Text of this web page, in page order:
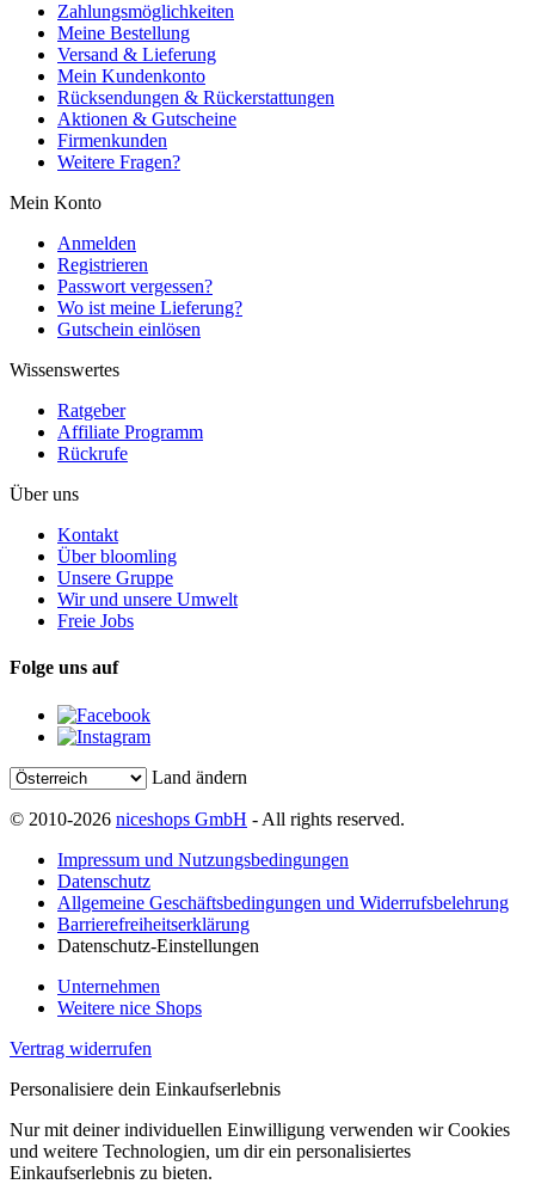
Zahlungsmöglichkeiten
Meine Bestellung
Versand & Lieferung
Mein Kundenkonto
Rücksendungen & Rückerstattungen
Aktionen & Gutscheine
Firmenkunden
Weitere Fragen?
Mein Konto
Anmelden
Registrieren
Passwort vergessen?
Wo ist meine Lieferung?
Gutschein einlösen
Wissenswertes
Ratgeber
Affiliate Programm
Rückrufe
Über uns
Kontakt
Über bloomling
Unsere Gruppe
Wir und unsere Umwelt
Freie Jobs
Folge uns auf
Land ändern
© 2010-2026 niceshops GmbH - All rights reserved.
Impressum und Nutzungsbedingungen
Datenschutz
Allgemeine Geschäftsbedingungen und Widerrufsbelehrung
Barrierefreiheitserklärung
Datenschutz-Einstellungen
Unternehmen
Weitere nice Shops
Vertrag widerrufen
Personalisiere dein Einkaufserlebnis
Nur mit deiner individuellen Einwilligung verwenden wir Cookies
und weitere Technologien, um dir ein personalisiertes
Einkaufserlebnis zu bieten.